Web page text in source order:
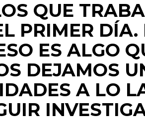
QUE
PRIMER
ES ALGO
DEJAMOS
A LO